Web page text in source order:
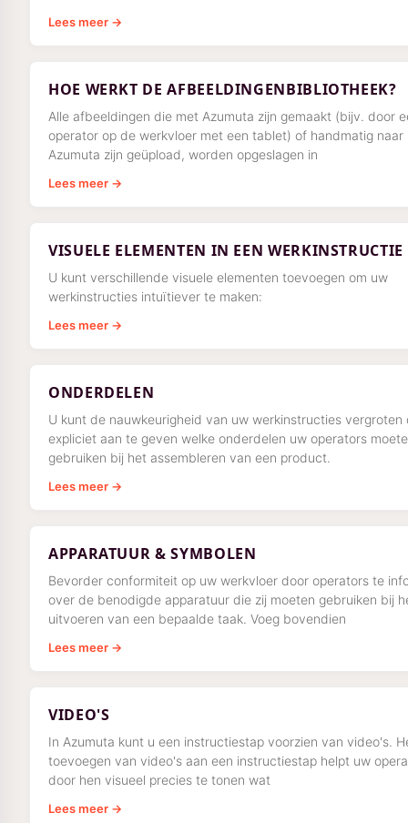
Lees meer →
HOE WERKT DE AFBEELDINGENBIBLIOTHEEK?
Alle afbeeldingen die met Azumuta zijn gemaakt (bijv. door
operator op de werkvloer met een tablet) of handmatig naar
Azumuta zijn geüpload, worden opgeslagen in
Lees meer →
VISUELE ELEMENTEN IN EEN WERKINSTRUCTIE
U kunt verschillende visuele elementen toevoegen om uw
werkinstructies intuïtiever te maken:
Lees meer →
ONDERDELEN
U kunt de nauwkeurigheid van uw werkinstructies vergroten
expliciet aan te geven welke onderdelen uw operators
gebruiken bij het assembleren van een product.
Lees meer →
APPARATUUR & SYMBOLEN
Bevorder conformiteit op uw werkvloer door operators te
over de benodigde apparatuur die zij moeten gebruiken bij
uitvoeren van een bepaalde taak. Voeg bovendien
Lees meer →
VIDEO'S
In Azumuta kunt u een instructiestap voorzien van video's.
toevoegen van video's aan een instructiestap helpt uw
door hen visueel precies te tonen wat
Lees meer →